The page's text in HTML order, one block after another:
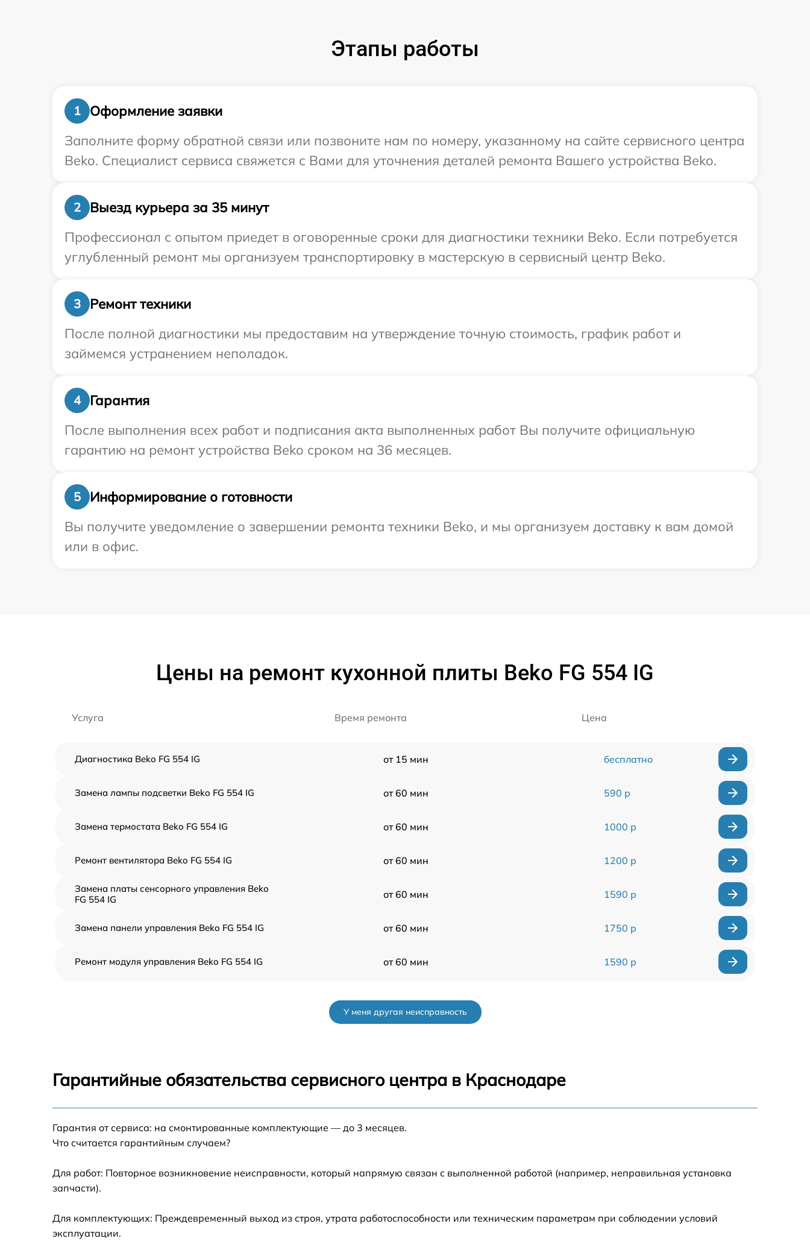
Этапы работы
1
Оформление заявки
Заполните форму обратной связи или позвоните нам по номеру, указанному на сайте сервисного центра
Beko. Специалист сервиса свяжется с Вами для уточнения деталей ремонта Вашего устройства Beko.
2
Выезд курьера за 35 минут
Профессионал с опытом приедет в оговоренные сроки для диагностики техники Beko. Если потребуется
углубленный ремонт мы организуем транспортировку в мастерскую в сервисный центр Beko.
3
Ремонт техники
После полной диагностики мы предоставим на утверждение точную стоимость, график работ и
займемся устранением неполадок.
4
Гарантия
После выполнения всех работ и подписания акта выполненных работ Вы получите официальную
гарантию на ремонт устройства Beko сроком на 36 месяцев.
5
Информирование о готовности
Вы получите уведомление о завершении ремонта техники Beko, и мы организуем доставку к вам домой
или в офис.
Цены на ремонт кухонной плиты Beko FG 554 IG
Услуга Время ремонта Цена
Диагностика Beko FG 554 IG от 15 мин бесплатно
Замена лампы подсветки Beko FG 554 IG от 60 мин 590 р
Замена термостата Beko FG 554 IG от 60 мин 1000 р
Ремонт вентилятора Beko FG 554 IG от 60 мин 1200 р
Замена платы сенсорного управления Beko
FG 554 IG
от 60 мин 1590 р
Замена панели управления Beko FG 554 IG от 60 мин 1750 р
Ремонт модуля управления Beko FG 554 IG от 60 мин 1590 р
Ремонт конфорки с расширением Beko FG
от 60 мин
Замена конфорки керамической плиты Beko
Ремонт чугунной конфорки Beko FG 554 IG
У меня другая неисправность
Гарантийные обязательства сервисного центра в Краснодаре
Гарантия от сервиса: на смонтированные комплектующие — до 3 месяцев.
Что считается гарантийным случаем?
Для работ: Повторное возникновение неисправности, который напрямую связан с выполненной работой (например, неправильная установка
запчасти).
Для комплектующих: Преждевременный выход из строя, утрата работоспособности или техническим параметрам при соблюдении условий
эксплуатации.